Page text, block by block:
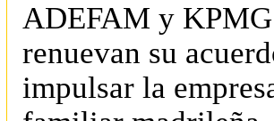
ADEFAM y KPMG
renuevan su
impulsar la